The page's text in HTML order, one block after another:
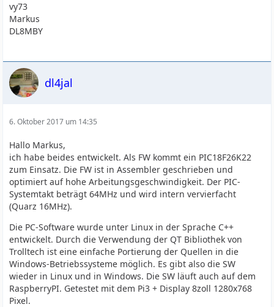
vy73
Markus
DL8MBY
dl4jal
6. Oktober 2017 um 14:35
Hallo Markus,
ich habe beides entwickelt. Als FW kommt ein PIC18F26K22
zum Einsatz. Die FW ist in Assembler geschrieben und
optimiert auf hohe Arbeitungsgeschwindigkeit. Der PIC-
Systemtakt beträgt 64MHz und wird intern vervierfacht
(Quarz 16MHz).
Die PC-Software wurde unter Linux in der Sprache C++
entwickelt. Durch die Verwendung der QT Bibliothek von
Trolltech ist eine einfache Portierung der Quellen in die
Windows-Betriebssysteme möglich. Es gibt also die SW
wieder in Linux und in Windows. Die SW läuft auch auf dem
RaspberryPI. Getestet mit dem Pi3 + Display 8zoll 1280x768
Pixel.